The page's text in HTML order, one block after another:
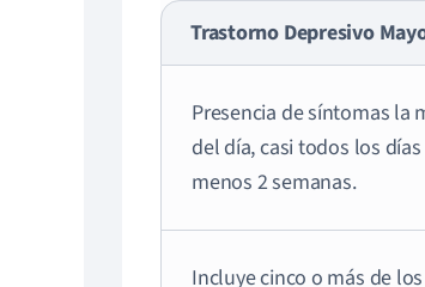
Trastorno Depresivo
Presencia de síntomas la
del día, casi todos los
menos 2 semanas.
Incluye cinco o más de